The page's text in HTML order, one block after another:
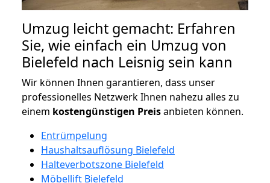
Umzug leicht gemacht: Erfahren
Sie, wie einfach ein Umzug von
Bielefeld nach Leisnig sein kann
Wir können Ihnen garantieren, dass unser
professionelles Netzwerk Ihnen nahezu alles zu
einem kostengünstigen Preisanbieten können.
Entrümpelung
Haushaltsauflösung Bielefeld
Halteverbotszone Bielefeld
Möbellift Bielefeld